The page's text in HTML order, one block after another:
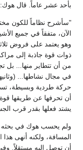
بأحد عشر عاماً. قال هوك:
"سأشرح نظاماً للكون
الآن، متفقاً في جميع
وهو يعتمد على فروض
ذوات قوة جاذبة إلى
من أن تتطاير منها... بل
في مجال نشاطها...
حركة طردية وبسيطة،
أن تحرفها عن طريقها
يشتد فعلها بقدر قرب
ولم يحسب هوك في بحثه
المسافة، ولكنه أنهى هذا
أن توصل إليه مستقلاً.